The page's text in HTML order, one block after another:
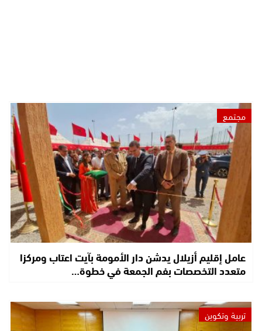
مجتمع
عامل إقليم أزيلال يدشن دار الأمومة بآيت اعتاب ومركزا
متعدد التخصصات بفم الجمعة في خطوة…
تربية وتكوين